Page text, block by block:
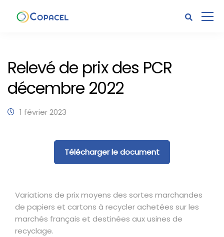
Relevé de prix des PCR
décembre 2022
1 février 2023
Télécharger le document
Variations de prix moyens des sortes marchandes
de papiers et cartons à recycler achetées sur les
marchés français et destinées aux usines de
recyclage.